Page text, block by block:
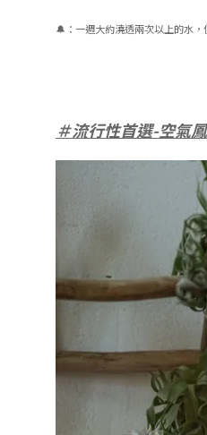
🔔：一週大約澆透兩次以上的水
＃流行性首選-空氣